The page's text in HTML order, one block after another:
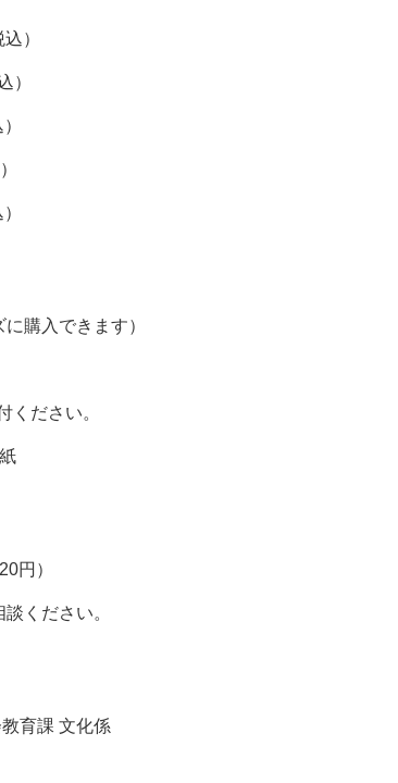
）
できます）
ください。
円）
ださい。
化係​